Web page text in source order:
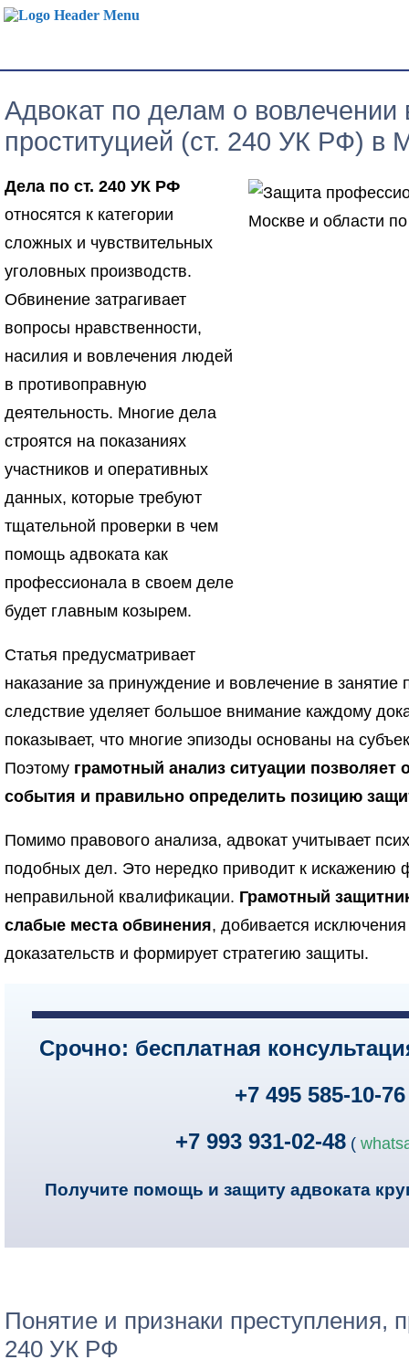
Адвокат по делам о вовлечении
проституцией (ст. 240 УК РФ) в
Дела по ст. 240 УК РФ
относятся к категории
сложных и чувствительных
уголовных производств.
Обвинение затрагивает
вопросы нравственности,
насилия и вовлечения людей
в противоправную
деятельность. Многие дела
строятся на показаниях
участников и оперативных
данных, которые требуют
тщательной проверки в чем
помощь адвоката как
профессионала в своем деле
будет главным козырем.
Статья предусматривает
наказание за принуждение и вовлечение в занятие
следствие уделяет большое внимание каждому
показывает, что многие эпизоды основаны на
Поэтому грамотный анализ ситуации позволяет
события и правильно определить позицию
Помимо правового анализа, адвокат учитывает
подобных дел. Это нередко приводит к искажению
неправильной квалификации. Грамотный
слабые места обвинения, добивается
доказательств и формирует стратегию защиты.
Срочно: бесплатная
+7 495 585-10-76
+7 993 931-02-48 (
Получите помощь и защиту адвоката
Понятие и признаки преступления,
240 УК РФ